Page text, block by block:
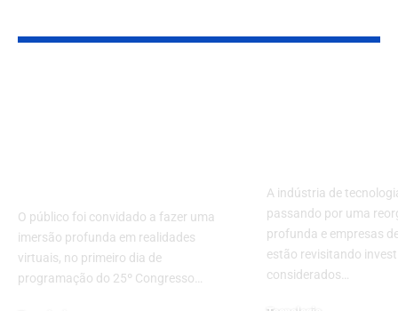
O público foi convidado a fazer uma
imersão profunda em realidades
virtuais, no primeiro dia de
programação do 25º Congresso…
A indústria de
passando por uma
profunda e empresas
estão revisitando
considerados…